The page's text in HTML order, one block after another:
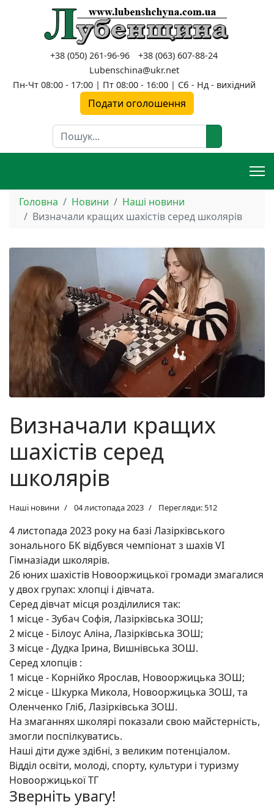
+38 (050) 261-96-96
+38 (063) 607-88-24
Lubenschina@ukr.net
Пн-Чт 08:00 - 17:00 | Пт 08:00 - 16:00 | Сб - Нд - вихідний
Подати оголошення
Пошук
Головна Новини
Наші новини
Визначали кращих шахістів серед школярів
Визначали кращих
шахістів серед
школярів
Наші новини 04 листопада 2023 Перегляди: 512
4 листопада 2023 року на базі Лазірківського
зонального БК відбувся чемпіонат з шахів VI
Гімназіади школярів.
26 юних шахістів Новооржицької громади змагалися
у двох групах: хлопці і дівчата.
Серед дівчат місця розділилися так:
1 місце - Зубач Софія, Лазірківська ЗОШ;
2 місце - Білоус Аліна, Лазірківська ЗОШ;
3 місце - Дудка Ірина, Вишнівська ЗОШ.
Серед хлопців :
1 місце - Корнійко Ярослав, Новооржицька ЗОШ;
2 місце - Шкурка Микола, Новооржицька ЗОШ, та
Оленченко Гліб, Лазірківська ЗОШ.
На змаганнях школярі показали свою майстерність,
змогли поспілкуватись.
Наші діти дуже здібні, з великим потенціалом.
Відділ освіти, молоді, спорту, культури і туризму
Новооржицької ТГ
Зверніть увагу!